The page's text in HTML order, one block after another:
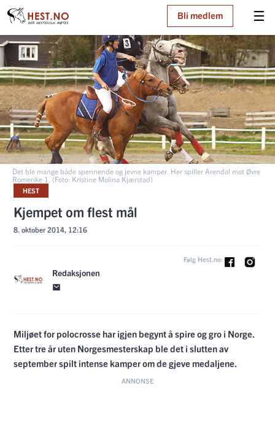
☰
Bli medlem
Det ble mange både spennende og jevne kamper. Her spiller Arendal mot Øvre
Romerike 1. (Foto: Kristine Molina Kjærstad)
HEST
Kjempet om flest mål
8. oktober 2014, 12:16
Redaksjonen
Følg Hest.no:
Miljøet for polocrosse har igjen begynt å spire og gro i Norge.
Etter tre år uten Norgesmesterskap ble det i slutten av
september spilt intense kamper om de gjeve medaljene.